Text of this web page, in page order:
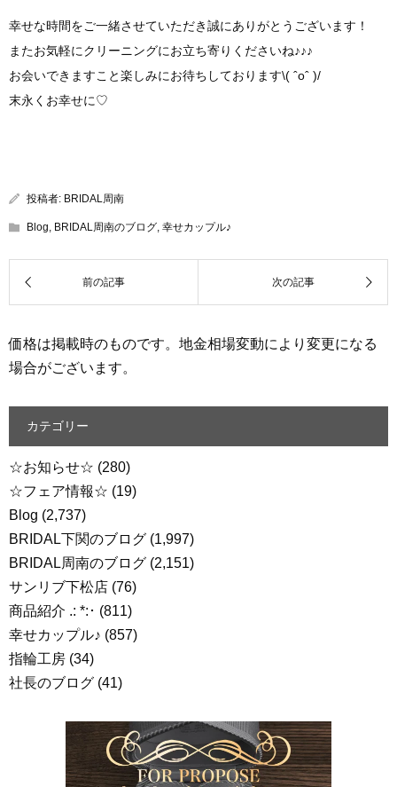
幸せな時間をご一緒させていただき誠にありがとうございます！
またお気軽にクリーニングにお立ち寄りくださいね♪♪♪
お会いできますこと楽しみにお待ちしております\( ˆoˆ )/
末永くお幸せに♡
投稿者: BRIDAL周南
Blog, BRIDAL周南のブログ, 幸せカップル♪
価格は掲載時のものです。地金相場変動により変更になる
場合がございます。
カテゴリー
☆お知らせ☆ (280)
☆フェア情報☆ (19)
Blog (2,737)
BRIDAL下関のブログ (1,997)
BRIDAL周南のブログ (2,151)
サンリブ下松店 (76)
商品紹介 .: *:･ (811)
幸せカップル♪ (857)
指輪工房 (34)
社長のブログ (41)